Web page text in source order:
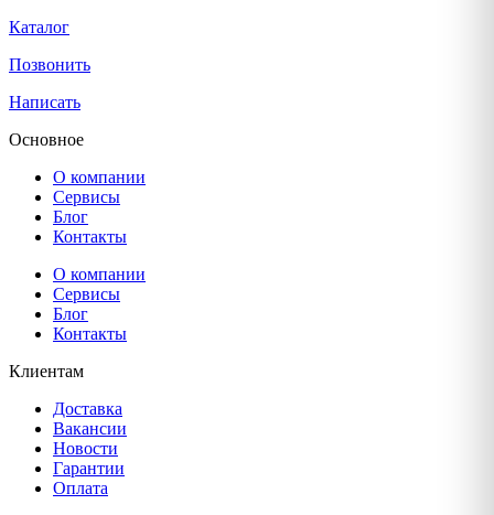
Каталог
Позвонить
Написать
Основное
О компании
Сервисы
Блог
Контакты
О компании
Сервисы
Блог
Контакты
Клиентам
Доставка
Вакансии
Новости
Гарантии
Оплата